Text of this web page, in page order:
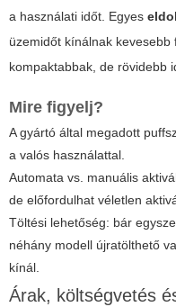
a használati időt. Egyes
üzemidőt kínálnak
kompaktabbak, de rövidebb
Mire figyelj?
A gyártó által megadott
a valós használattal.
Automata vs. manuális
de előfordulhat véletlen
Töltési lehetőség: bár
néhány modell újratölthető
kínál.
Árak, költségvetés